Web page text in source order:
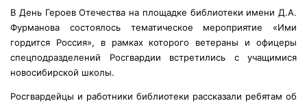
В День Героев Отечества на площадке библиотеки имени Д.А.
Фурманова состоялось тематическое мероприятие «Ими
гордится Россия», в рамках которого ветераны и офицеры
спецподразделений Росгвардии встретились с учащимися
новосибирской школы.
Росгвардейцы и работники библиотеки рассказали ребятам об